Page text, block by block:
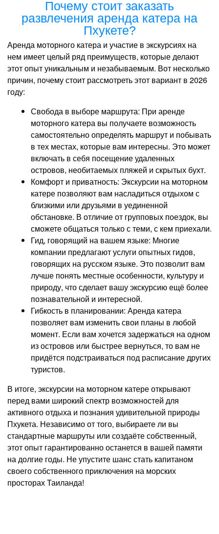
Почему стоит заказать
развлечения аренда катера на
Пхукете?
Аренда моторного катера и участие в экскурсиях на
нем имеет целый ряд преимуществ, которые делают
этот опыт уникальным и незабываемым. Вот несколько
причин, почему стоит рассмотреть этот вариант в 2026
году:
Свобода в выборе маршрута: При аренде
моторного катера вы получаете возможность
самостоятельно определять маршрут и побывать
в тех местах, которые вам интересны. Это может
включать в себя посещение удаленных
островов, необитаемых пляжей и скрытых бухт.
Комфорт и приватность: Экскурсии на моторном
катере позволяют вам насладиться отдыхом с
близкими или друзьями в уединенной
обстановке. В отличие от групповых поездок, вы
сможете общаться только с теми, с кем приехали.
Гид, говорящий на вашем языке: Многие
компании предлагают услуги опытных гидов,
говорящих на русском языке. Это позволит вам
лучше понять местные особенности, культуру и
природу, что сделает вашу экскурсию ещё более
познавательной и интересной.
Гибкость в планировании: Аренда катера
позволяет вам изменить свои планы в любой
момент. Если вам хочется задержаться на одном
из островов или быстрее вернуться, то вам не
придётся подстраиваться под расписание других
туристов.
В итоге, экскурсии на моторном катере открывают
перед вами широкий спектр возможностей для
активного отдыха и познания удивительной природы
Пхукета. Независимо от того, выбираете ли вы
стандартные маршруты или создаёте собственный,
этот опыт гарантированно останется в вашей памяти
на долгие годы. Не упустите шанс стать капитаном
своего собственного приключения на морских
просторах Таиланда!